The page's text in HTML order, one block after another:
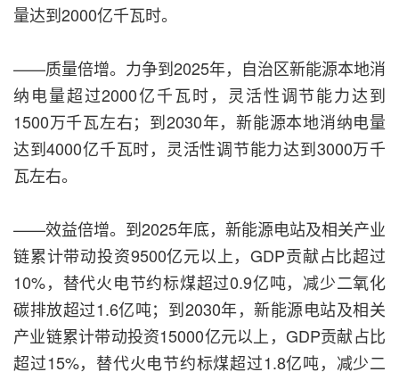
量达到2000亿千瓦时。
——质量倍增。力争到2025年，自治区新能源本地消
纳电量超过2000亿千瓦时，灵活性调节能力达到
1500万千瓦左右；到2030年，新能源本地消纳电量
达到4000亿千瓦时，灵活性调节能力达到3000万千
瓦左右。
——效益倍增。到2025年底，新能源电站及相关产业
链累计带动投资9500亿元以上，GDP贡献占比超过
10%，替代火电节约标煤超过0.9亿吨，减少二氧化
碳排放超过1.6亿吨；到2030年，新能源电站及相关
产业链累计带动投资15000亿元以上，GDP贡献占比
超过15%，替代火电节约标煤超过1.8亿吨，减少二